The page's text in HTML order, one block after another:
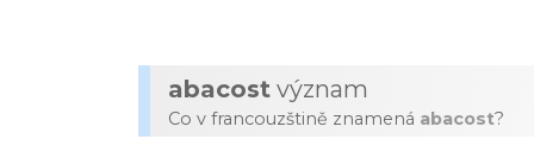
abacost význam
Co v francouzštině znamená abacost?